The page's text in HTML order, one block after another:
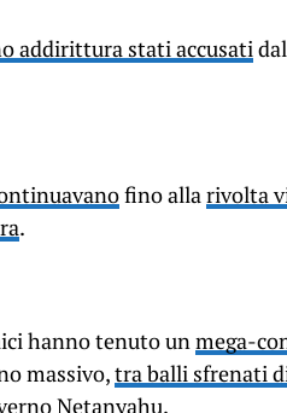
addirittura stati accusati
fino allarivolta
.
hanno tenuto unmega-
massivo,tra balli sfrenati
Netanyahu.